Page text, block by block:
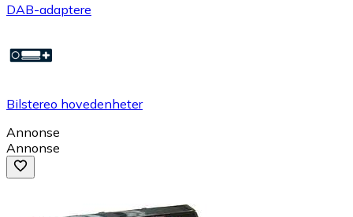
DAB-adaptere
Bilstereo hovedenheter
Annonse
Annonse